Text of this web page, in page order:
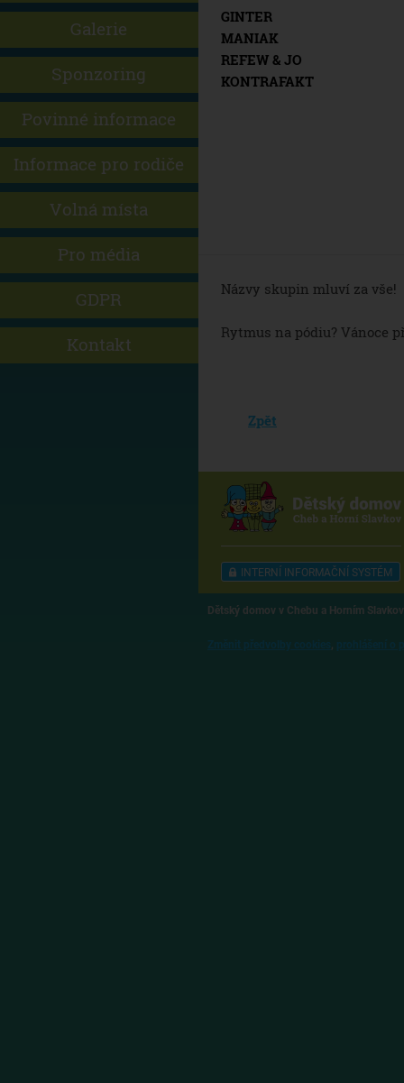
Galerie
Sponzoring
Povinné informace
Informace pro rodiče
Volná místa
Pro média
GDPR
Kontakt
GINTER
MANIAK
REFEW & JO
KONTRAFAKT
Názvy skupin mluví za vše!
Rytmus na pódiu? Vánoce
Zpět
INTERNÍ INFORMAČNÍ SYSTÉM
Dětský domov v Chebu a Horním
,